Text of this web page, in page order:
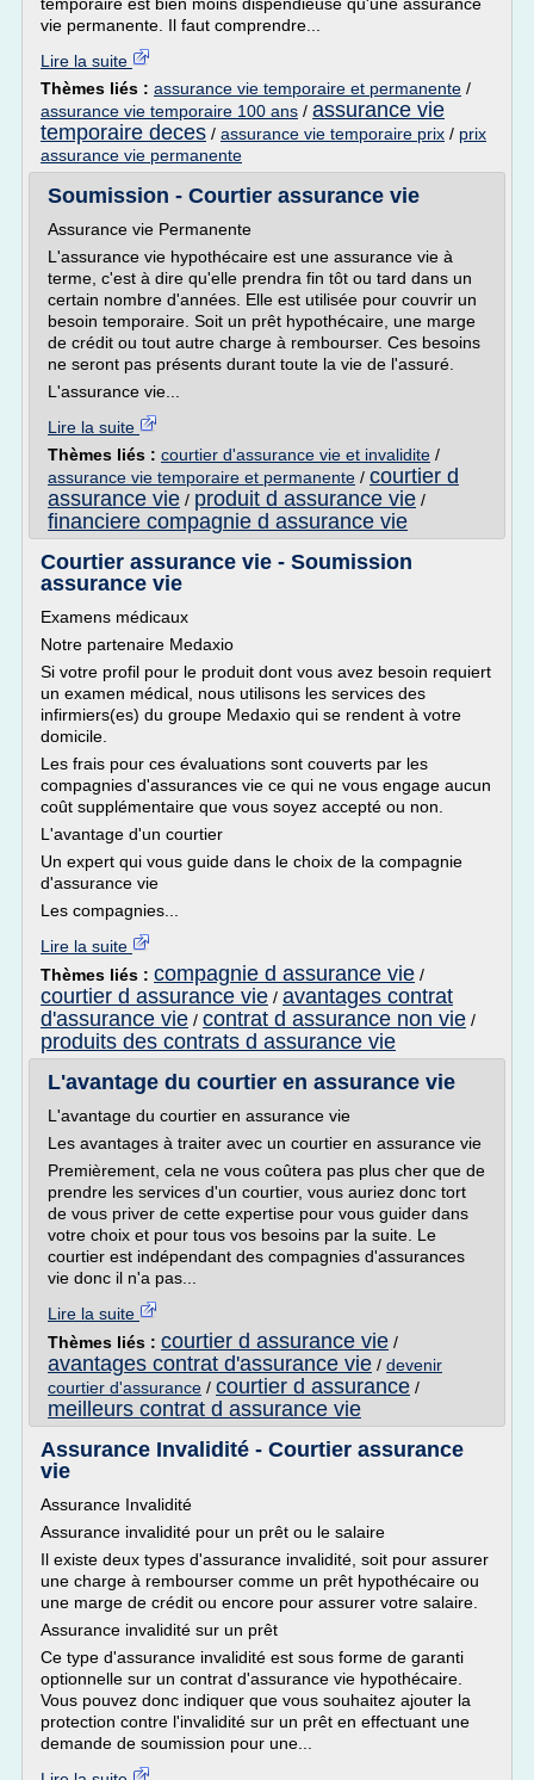
vie permanente. Il faut comprendre...
Lire la suite
Thèmes liés : assurance vie temporaire et permanente /
assurance vie temporaire 100 ans / assurance vie
temporaire deces / assurance vie temporaire prix / prix
assurance vie permanente
Soumission - Courtier assurance vie
Assurance vie Permanente
L'assurance vie hypothécaire est une assurance vie à
terme, c'est à dire qu'elle prendra fin tôt ou tard dans un
certain nombre d'années. Elle est utilisée pour couvrir un
besoin temporaire. Soit un prêt hypothécaire, une marge
de crédit ou tout autre charge à rembourser. Ces besoins
ne seront pas présents durant toute la vie de l'assuré.
L'assurance vie...
Lire la suite
Thèmes liés : courtier d'assurance vie et invalidite /
assurance vie temporaire et permanente / courtier d
assurance vie / produit d assurance vie /
financiere compagnie d assurance vie
Courtier assurance vie - Soumission
assurance vie
Examens médicaux
Notre partenaire Medaxio
Si votre profil pour le produit dont vous avez besoin requiert
un examen médical, nous utilisons les services des
infirmiers(es) du groupe Medaxio qui se rendent à votre
domicile.
Les frais pour ces évaluations sont couverts par les
compagnies d'assurances vie ce qui ne vous engage aucun
coût supplémentaire que vous soyez accepté ou non.
L'avantage d'un courtier
Un expert qui vous guide dans le choix de la compagnie
d'assurance vie
Les compagnies...
Lire la suite
Thèmes liés : compagnie d assurance vie /
courtier d assurance vie / avantages contrat
d'assurance vie / contrat d assurance non vie /
produits des contrats d assurance vie
L'avantage du courtier en assurance vie
L'avantage du courtier en assurance vie
Les avantages à traiter avec un courtier en assurance vie
Premièrement, cela ne vous coûtera pas plus cher que de
prendre les services d'un courtier, vous auriez donc tort
de vous priver de cette expertise pour vous guider dans
votre choix et pour tous vos besoins par la suite. Le
courtier est indépendant des compagnies d'assurances
vie donc il n'a pas...
Lire la suite
Thèmes liés : courtier d assurance vie /
avantages contrat d'assurance vie / devenir
courtier d'assurance / courtier d assurance /
meilleurs contrat d assurance vie
Assurance Invalidité - Courtier assurance
vie
Assurance Invalidité
Assurance invalidité pour un prêt ou le salaire
Il existe deux types d'assurance invalidité, soit pour assurer
une charge à rembourser comme un prêt hypothécaire ou
une marge de crédit ou encore pour assurer votre salaire.
Assurance invalidité sur un prêt
Ce type d'assurance invalidité est sous forme de garanti
optionnelle sur un contrat d'assurance vie hypothécaire.
Vous pouvez donc indiquer que vous souhaitez ajouter la
protection contre l'invalidité sur un prêt en effectuant une
demande de soumission pour une...